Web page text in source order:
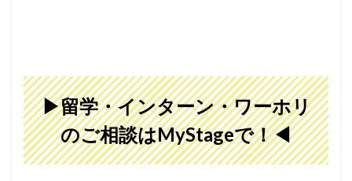
▶留学・インターン・ワーホリ
のご相談はMyStageで！◀